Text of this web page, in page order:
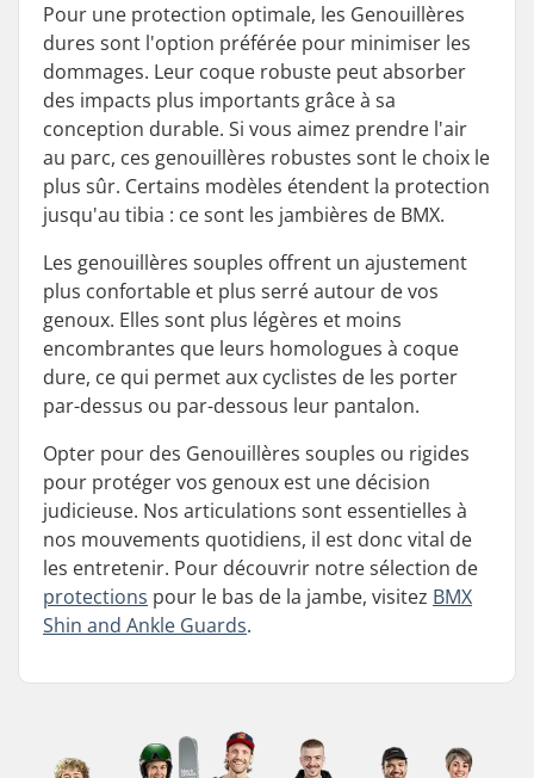
Pour une protection optimale, les Genouillères
dures sont l'option préférée pour minimiser les
dommages. Leur coque robuste peut absorber
des impacts plus importants grâce à sa
conception durable. Si vous aimez prendre l'air
au parc, ces genouillères robustes sont le choix le
plus sûr. Certains modèles étendent la protection
jusqu'au tibia : ce sont les jambières de BMX.
Les genouillères souples offrent un ajustement
plus confortable et plus serré autour de vos
genoux. Elles sont plus légères et moins
encombrantes que leurs homologues à coque
dure, ce qui permet aux cyclistes de les porter
par-dessus ou par-dessous leur pantalon.
Opter pour des Genouillères souples ou rigides
pour protéger vos genoux est une décision
judicieuse. Nos articulations sont essentielles à
nos mouvements quotidiens, il est donc vital de
les entretenir. Pour découvrir notre sélection de
protections pour le bas de la jambe, visitez BMX
Shin and Ankle Guards.